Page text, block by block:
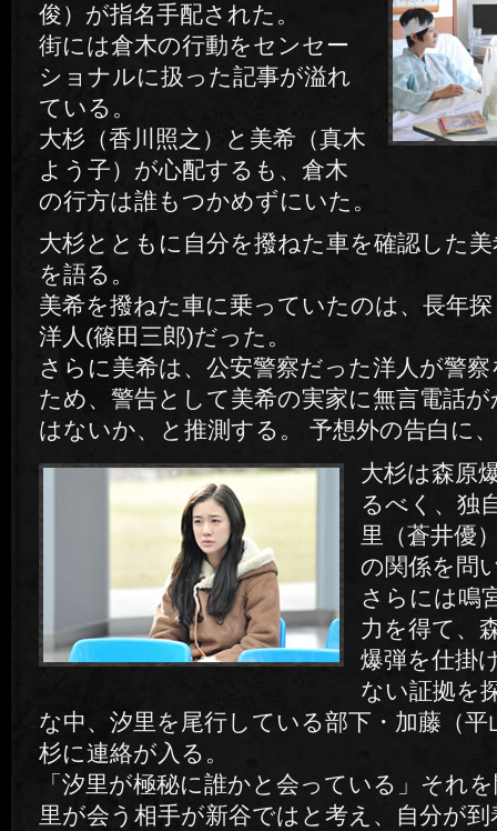
俊）が指名手配された。
街には倉木の行動をセンセー
ショナルに扱った記事が溢れ
ている。
大杉（香川照之）と美希（真木
よう子）が心配するも、倉木
の行方は誰もつかめずにいた。
大杉とともに自分を撥ねた車を確認した
を語る。
美希を撥ねた車に乗っていたのは、長年
洋人(篠田三郎)だった。
さらに美希は、公安警察だった洋人が警
ため、警告として美希の実家に無言電話
はないか、と推測する。 予想外の告白に
大杉は森原
るべく、独
里（蒼井優
の関係を問
さらには鳴
力を得て、
爆弾を仕掛
ない証拠を
な中、汐里を尾行している部下・加藤（
杉に連絡が入る。
「汐里が極秘に誰かと会っている」それ
里が会う相手が新谷ではと考え、自分が